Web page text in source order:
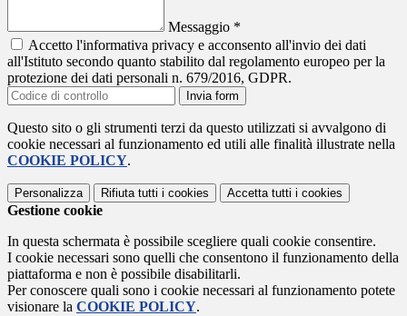
Messaggio *
Accetto l'informativa privacy e acconsento all'invio dei dati
all'Istituto secondo quanto stabilito dal regolamento europeo per la
protezione dei dati personali n. 679/2016, GDPR.
Invia form
Questo sito o gli strumenti terzi da questo utilizzati si avvalgono di
cookie necessari al funzionamento ed utili alle finalità illustrate nella
COOKIE POLICY.
Personalizza Rifiuta tutti i cookies Accetta tutti i cookies
Gestione cookie
In questa schermata è possibile scegliere quali cookie consentire.
I cookie necessari sono quelli che consentono il funzionamento della
piattaforma e non è possibile disabilitarli.
Per conoscere quali sono i cookie necessari al funzionamento potete
visionare la COOKIE POLICY.